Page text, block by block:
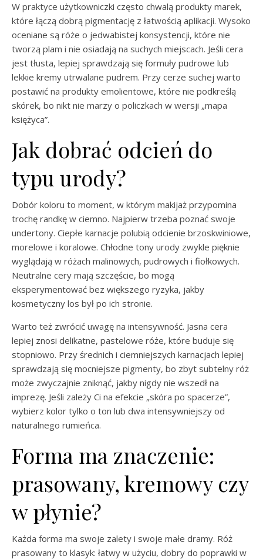
W praktyce użytkowniczki często chwalą produkty marek,
które łączą dobrą pigmentację z łatwością aplikacji. Wysoko
oceniane są róże o jedwabistej konsystencji, które nie
tworzą plam i nie osiadają na suchych miejscach. Jeśli cera
jest tłusta, lepiej sprawdzają się formuły pudrowe lub
lekkie kremy utrwalane pudrem. Przy cerze suchej warto
postawić na produkty emolientowe, które nie podkreślą
skórek, bo nikt nie marzy o policzkach w wersji „mapa
księżyca”.
Jak dobrać odcień do
typu urody?
Dobór koloru to moment, w którym makijaż przypomina
trochę randkę w ciemno. Najpierw trzeba poznać swoje
undertony. Ciepłe karnacje polubią odcienie brzoskwiniowe,
morelowe i koralowe. Chłodne tony urody zwykle pięknie
wyglądają w różach malinowych, pudrowych i fiołkowych.
Neutralne cery mają szczęście, bo mogą
eksperymentować bez większego ryzyka, jakby
kosmetyczny los był po ich stronie.
Warto też zwrócić uwagę na intensywność. Jasna cera
lepiej znosi delikatne, pastelowe róże, które buduje się
stopniowo. Przy średnich i ciemniejszych karnacjach lepiej
sprawdzają się mocniejsze pigmenty, bo zbyt subtelny róż
może zwyczajnie zniknąć, jakby nigdy nie wszedł na
imprezę. Jeśli zależy Ci na efekcie „skóra po spacerze”,
wybierz kolor tylko o ton lub dwa intensywniejszy od
naturalnego rumieńca.
Forma ma znaczenie:
prasowany, kremowy czy
w płynie?
Każda forma ma swoje zalety i swoje małe dramy. Róż
prasowany to klasyk: łatwy w użyciu, dobry do poprawki w